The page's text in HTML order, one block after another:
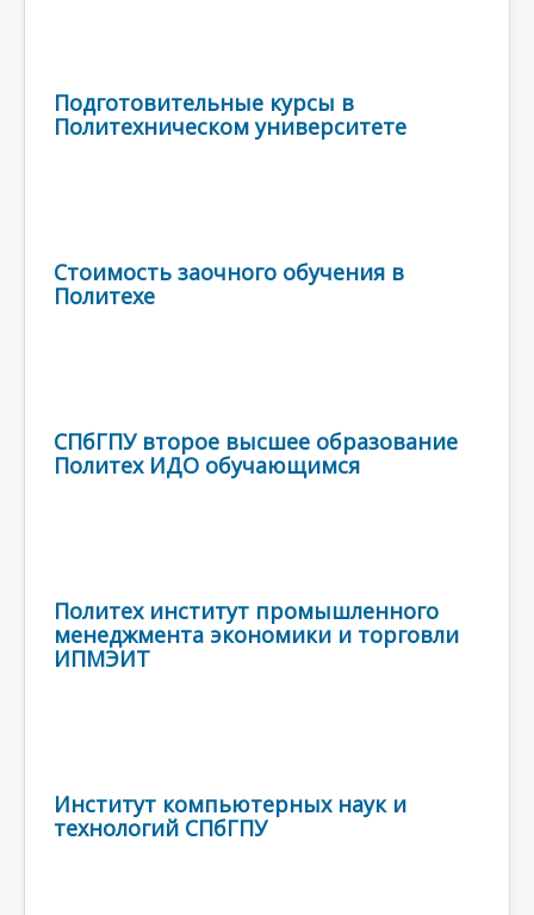
Подготовительные курсы в
Политехническом университете
Стоимость заочного обучения в
Политехе
СПбГПУ второе высшее образование
Политех ИДО обучающимся
Политех институт промышленного
менеджмента экономики и торговли
ИПМЭИТ
Институт компьютерных наук и
технологий СПбГПУ